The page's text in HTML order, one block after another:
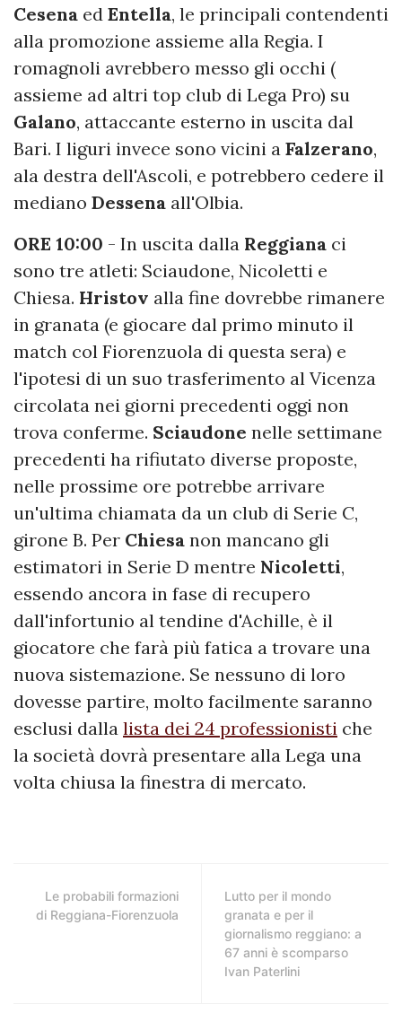
Cesena ed Entella, le principali contendenti
alla promozione assieme alla Regia. I
romagnoli avrebbero messo gli occhi (
assieme ad altri top club di Lega Pro) su
Galano, attaccante esterno in uscita dal
Bari. I liguri invece sono vicini a Falzerano,
ala destra dell'Ascoli, e potrebbero cedere il
mediano Dessena all'Olbia.
ORE 10:00 - In uscita dalla Reggiana ci
sono tre atleti: Sciaudone, Nicoletti e
Chiesa. Hristov alla fine dovrebbe rimanere
in granata (e giocare dal primo minuto il
match col Fiorenzuola di questa sera) e
l'ipotesi di un suo trasferimento al Vicenza
circolata nei giorni precedenti oggi non
trova conferme. Sciaudone nelle settimane
precedenti ha rifiutato diverse proposte,
nelle prossime ore potrebbe arrivare
un'ultima chiamata da un club di Serie C,
girone B. Per Chiesa non mancano gli
estimatori in Serie D mentre Nicoletti,
essendo ancora in fase di recupero
dall'infortunio al tendine d'Achille, è il
giocatore che farà più fatica a trovare una
nuova sistemazione. Se nessuno di loro
dovesse partire, molto facilmente saranno
esclusi dalla lista dei 24 professionisti che
la società dovrà presentare alla Lega una
volta chiusa la finestra di mercato.
Le probabili formazioni
di Reggiana-Fiorenzuola
Lutto per il mondo
granata e per il
giornalismo reggiano: a
67 anni è scomparso
Ivan Paterlini